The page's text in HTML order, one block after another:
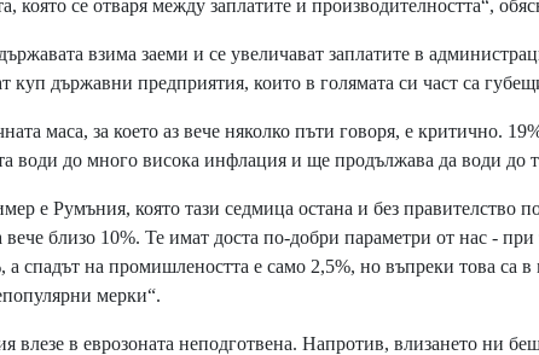
която се отваря между заплатите и производителността“,
взима заеми и се увеличават заплатите в
куп държавни предприятия, които в голямата си част са
маса, за което аз вече няколко пъти говоря, е критично.
води до много висока инфлация и ще продължава да води до
е Румъния, която тази седмица остана и без правителство
близо 10%. Те имат доста по-добри параметри от нас - при
а спадът на промишлеността е само 2,5%, но въпреки това са
мерки“.
влезе в еврозоната неподготвена. Напротив, влизането ни